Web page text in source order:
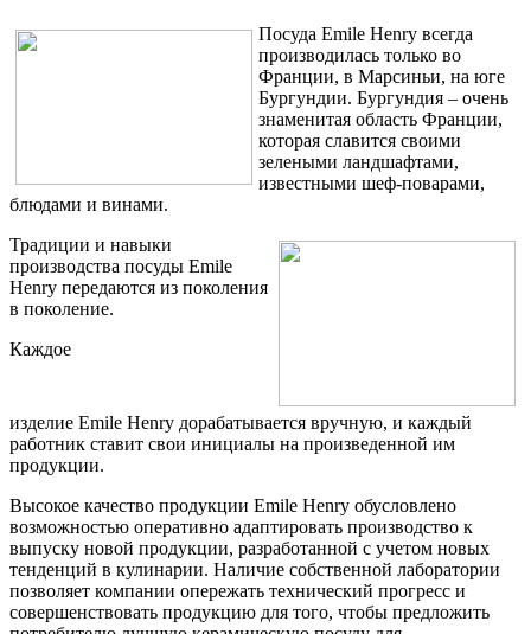
Посуда Emile Henry всегда
производилась только во
Франции, в Марсиньи, на юге
Бургундии. Бургундия – очень
знаменитая область Франции,
которая славится своими
зелеными ландшафтами,
известными шеф-поварами,
блюдами и винами.
Традиции и навыки
производства посуды Emile
Henry передаются из поколения
в поколение.
Каждое
изделие Emile Henry дорабатывается вручную, и каждый
работник ставит свои инициалы на произведенной им
продукции.
Высокое качество продукции Emile Henry обусловлено
возможностью оперативно адаптировать производство к
выпуску новой продукции, разработанной с учетом новых
тенденций в кулинарии. Наличие собственной лаборатории
позволяет компании опережать технический прогресс и
совершенствовать продукцию для того, чтобы предложить